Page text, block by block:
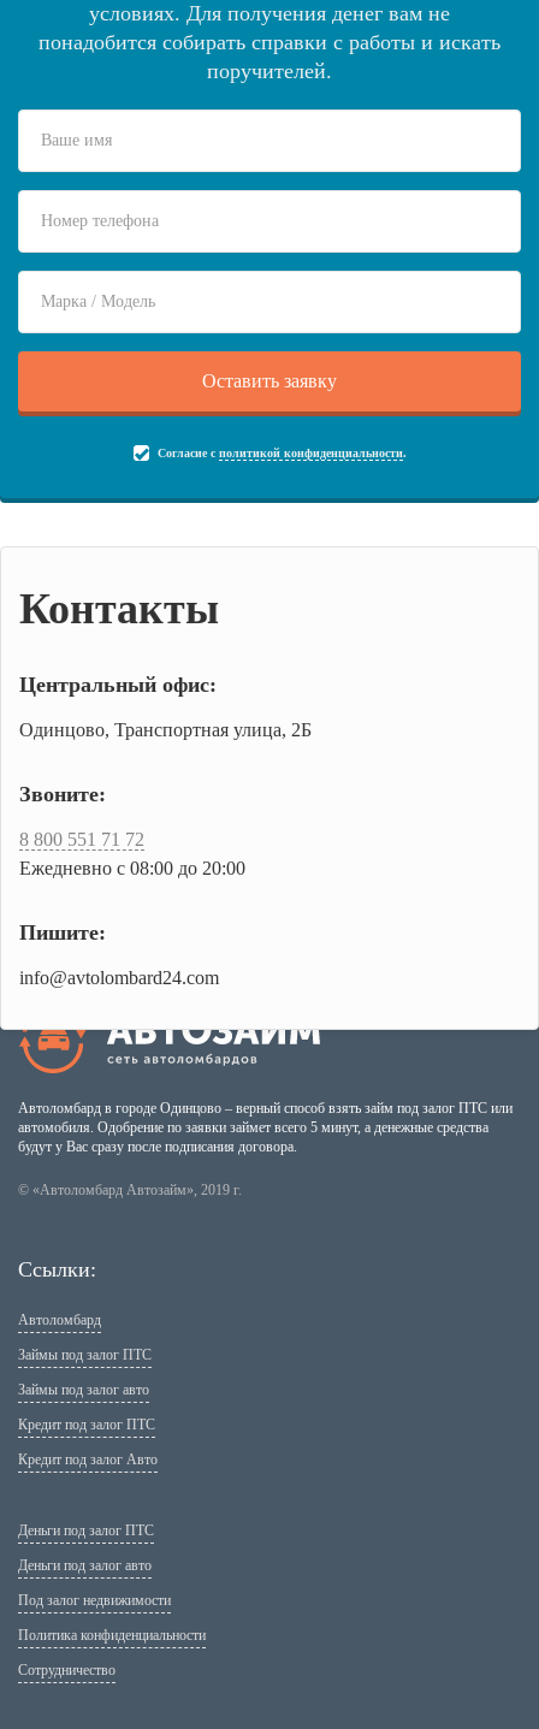
условиях. Для получения денег вам не
понадобится собирать справки с работы и искать
поручителей.
Согласие с политикой конфиденциальности.
Контакты
Центральный офис:
Одинцово, Транспортная улица, 2Б
Звоните:
8 800 551 71 72
Ежедневно с 08:00 до 20:00
Пишите:
info@avtolombard24.com
Автоломбард в городе Одинцово – верный способ взять займ под залог ПТС или
автомобиля. Одобрение по заявки займет всего 5 минут, а денежные средства
будут у Вас сразу после подписания договора.
© «Автоломбард Автозайм», 2019 г.
Ссылки:
Автоломбард
Займы под залог ПТС
Займы под залог авто
Кредит под залог ПТС
Кредит под залог Авто
Деньги под залог ПТС
Деньги под залог авто
Под залог недвижимости
Политика конфиденциальности
Сотрудничество